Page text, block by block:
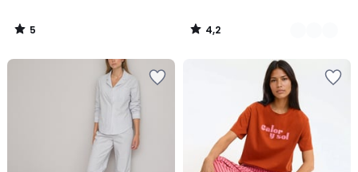
5
/
4,2
/